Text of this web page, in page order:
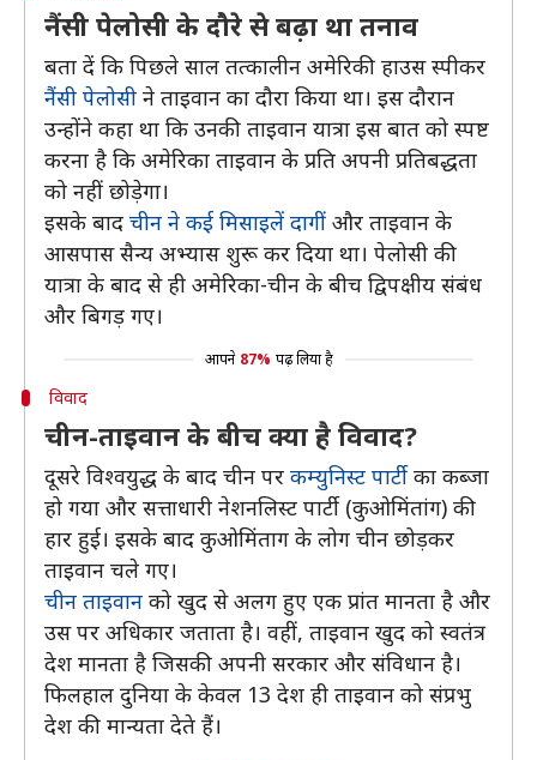
नैंसी पेलोसी के दौरे से बढ़ा था तनाव
बता दें कि पिछले साल तत्कालीन अमेरिकी हाउस स्पीकर
नैंसी पेलोसी ने ताइवान का दौरा किया था। इस दौरान
उन्होंने कहा था कि उनकी ताइवान यात्रा इस बात को स्पष्ट
करना है कि अमेरिका ताइवान के प्रति अपनी प्रतिबद्धता
को नहीं छोड़ेगा।
इसके बाद चीन ने कई मिसाइलें दागीं और ताइवान के
आसपास सैन्य अभ्यास शुरू कर दिया था। पेलोसी की
यात्रा के बाद से ही अमेरिका-चीन के बीच द्विपक्षीय संबंध
और बिगड़ गए।
आपने 87% पढ़ लिया है
विवाद
चीन-ताइवान के बीच क्या है विवाद?
दूसरे विश्वयुद्ध के बाद चीन पर कम्युनिस्ट पार्टीका कब्जा
हो गया और सत्ताधारी नेशनलिस्ट पार्टी (कुओमिंतांग) की
हार हुई। इसके बाद कुओमिंताग के लोग चीन छोड़कर
ताइवान चले गए।
चीन ताइवान को खुद से अलग हुए एक प्रांत मानता है और
उस पर अधिकार जताता है। वहीं, ताइवान खुद को स्वतंत्र
देश मानता है जिसकी अपनी सरकार और संविधान है।
फिलहाल दुनिया के केवल 13 देश ही ताइवान को संप्रभु
देश की मान्यता देते हैं।